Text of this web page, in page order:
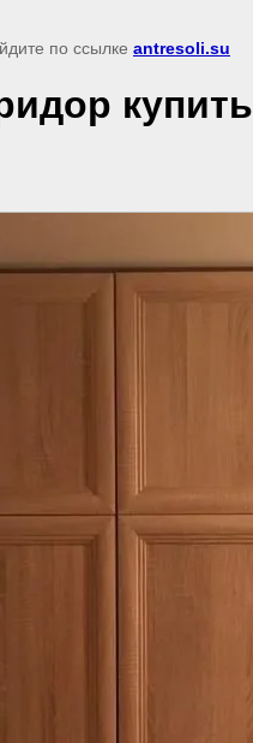
по ссылке antresoli.su
купить